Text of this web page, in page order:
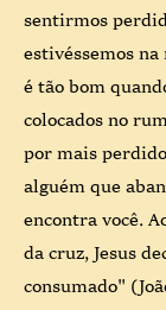
sentirmos
estivéssemos
é tão bom
colocados no
por mais
alguém que
encontra você.
da cruz, Jesus
consumado"